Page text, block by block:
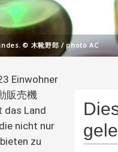
© 木靴野郎 / photo AC
Einwohner
販売機
das Land
nicht nur
zu